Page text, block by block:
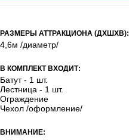
РАЗМЕРЫ АТТРАКЦИОНА (ДХШХВ):
4,6м /диаметр/
В КОМПЛЕКТ ВХОДИТ:
Батут - 1 шт.
Лестница - 1 шт.
Ограждение
Чехол /оформление/
ВНИМАНИЕ: